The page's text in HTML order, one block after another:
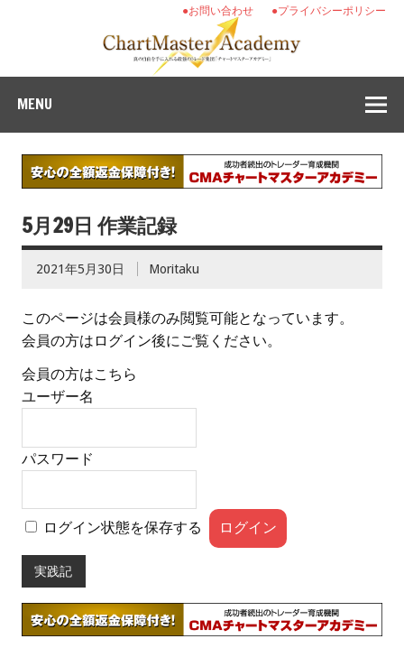
●プライバシーポリシー
●お問い合わせ
MENU
5月29日 作業記録
2021年5月30日 Moritaku
このページは会員様のみ閲覧可能となっています。
会員の方はログイン後にご覧ください。
会員の方はこちら
ユーザー名
パスワード
ログイン状態を保存する
実践記